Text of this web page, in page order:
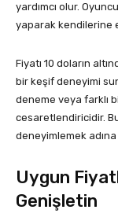
yardımcı olur.
yaparak kendilerine
Fiyatı 10 doların
bir keşif deneyimi
deneme veya farklı
cesaretlendiricidir.
deneyimlemek
Uygun
Genişletin